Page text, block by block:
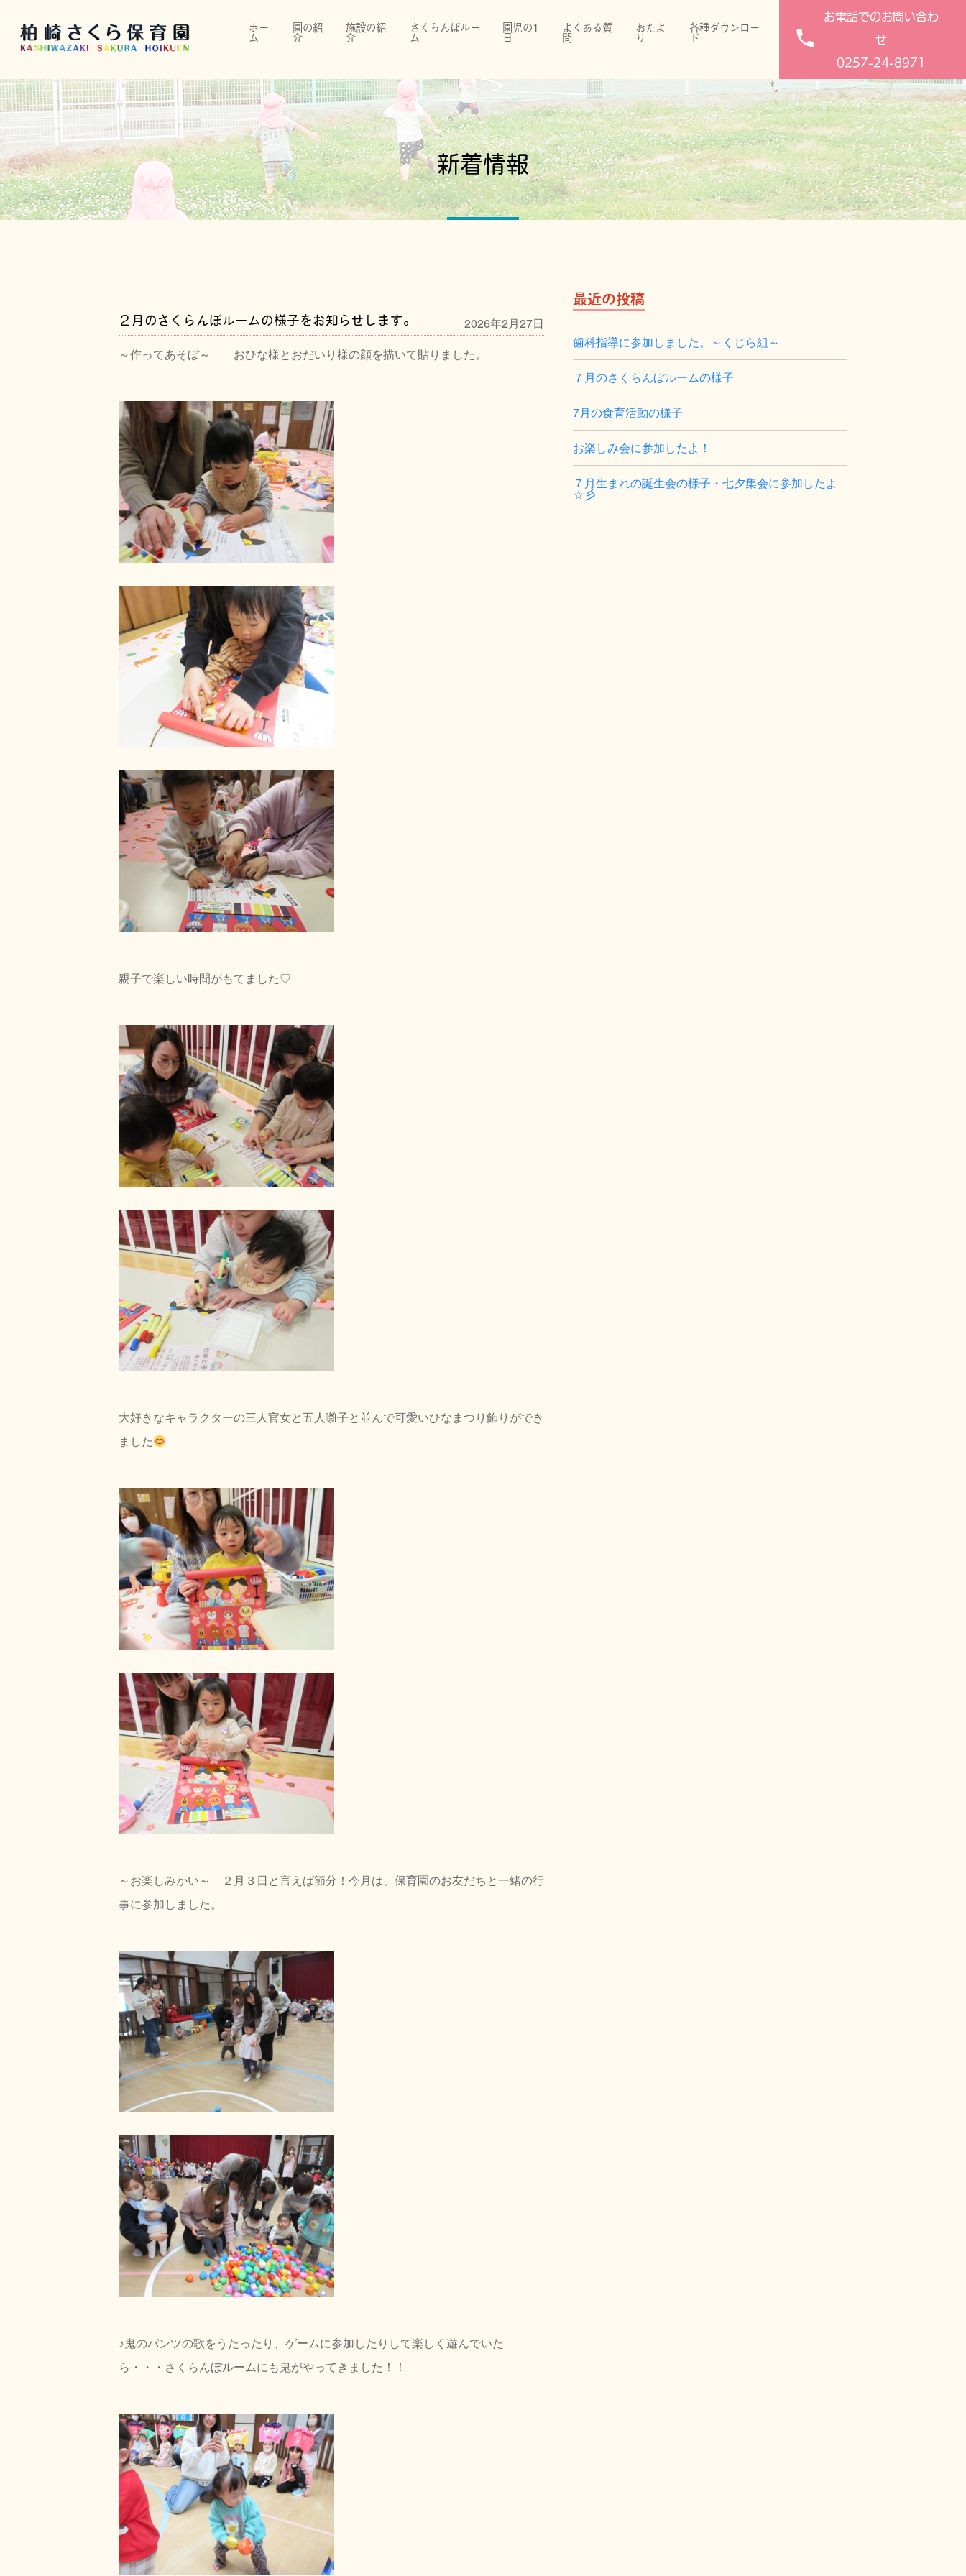
お電話でのお問い合わ
せ
0257-24-8971
ホー
ム
園の紹
介
施設の紹
介
さくらんぼルー
ム
園児の1
日
よくある質
問
おたよ
り
各種ダウンロー
ド
新着情報
２月のさくらんぼルームの様子をお知らせします。 2026年2月27日
～作ってあそぼ～ おひな様とおだいり様の顔を描いて貼りました。
親子で楽しい時間がもてました♡
大好きなキャラクターの三人官女と五人囃子と並んで可愛いひなまつり飾りができ
ました
～お楽しみかい～ ２月３日と言えば節分！今月は、保育園のお友だちと一緒の行
事に参加しました。
♪鬼のパンツの歌をうたったり、ゲームに参加したりして楽しく遊んでいた
ら・・・さくらんぼルームにも鬼がやってきました！！
最近の投稿
歯科指導に参加しました。～くじら組～
７月のさくらんぼルームの様子
7月の食育活動の様子
お楽しみ会に参加したよ！
７月生まれの誕生会の様子・七夕集会に参加したよ
☆彡